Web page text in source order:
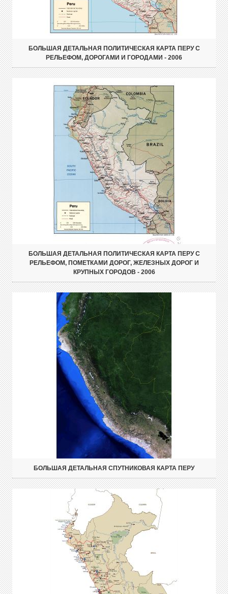
БОЛЬШАЯ ДЕТАЛЬНАЯ ПОЛИТИЧЕСКАЯ КАРТА ПЕРУ С
РЕЛЬЕФОМ, ДОРОГАМИ И ГОРОДАМИ - 2006
БОЛЬШАЯ ДЕТАЛЬНАЯ ПОЛИТИЧЕСКАЯ КАРТА ПЕРУ С
РЕЛЬЕФОМ, ПОМЕТКАМИ ДОРОГ, ЖЕЛЕЗНЫХ ДОРОГ И
КРУПНЫХ ГОРОДОВ - 2006
БОЛЬШАЯ ДЕТАЛЬНАЯ СПУТНИКОВАЯ КАРТА ПЕРУ